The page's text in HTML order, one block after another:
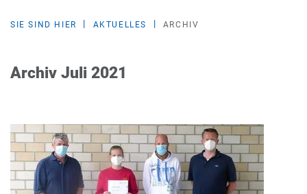
SIE SIND HIER AKTUELLES ARCHIV
Archiv Juli 2021